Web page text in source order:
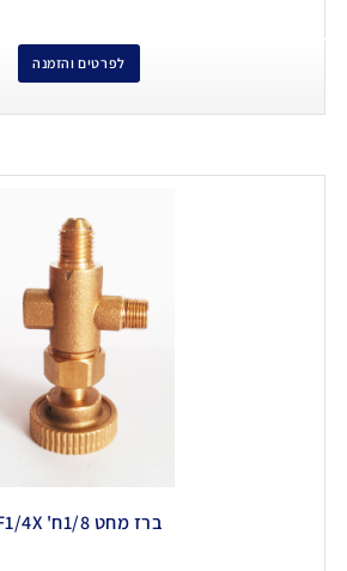
לפרטים והזמנה
ברז מחט 1/8ח' F1/4X